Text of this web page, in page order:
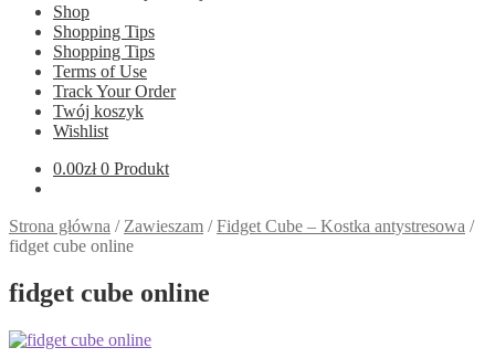
Shop
Shopping Tips
Shopping Tips
Terms of Use
Track Your Order
Twój koszyk
Wishlist
0.00zł 0 Produkt
Strona główna / Zawieszam /Fidget Cube – Kostka antystresowa /
fidget cube online
fidget cube online